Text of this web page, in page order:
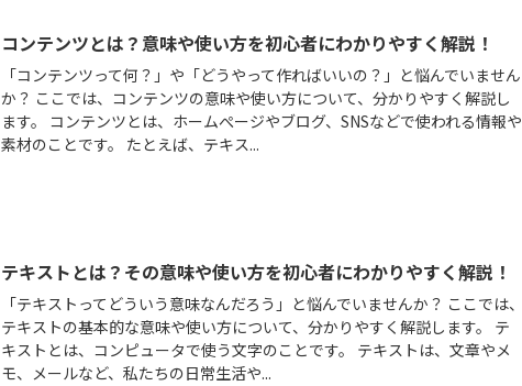
コンテンツとは？意味や使い方を初心者にわかりやすく解説！
「コンテンツって何？」や「どうやって作ればいいの？」と悩んでいません
か？ ここでは、コンテンツの意味や使い方について、分かりやすく解説し
ます。 コンテンツとは、ホームぺージやブログ、SNSなどで使われる情報や
素材のことです。 たとえば、テキス...
テキストとは？その意味や使い方を初心者にわかりやすく解説！
「テキストってどういう意味なんだろう」と悩んでいませんか？ ここでは、
テキストの基本的な意味や使い方について、分かりやすく解説します。 テ
キストとは、コンピュータで使う文字のことです。 テキストは、文章やメ
モ、メールなど、私たちの日常生活や...